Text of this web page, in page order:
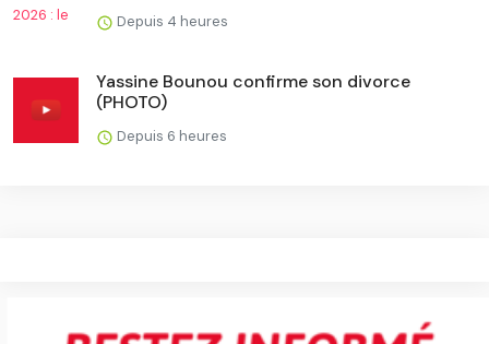
Depuis 4 heures
Yassine Bounou confirme son divorce
(PHOTO)
Depuis 6 heures